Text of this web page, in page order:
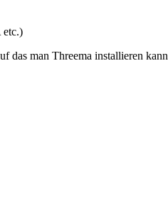
etc.)
das man Threema installieren